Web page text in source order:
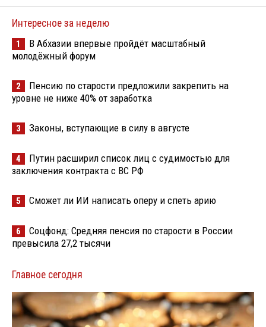
Интересное за неделю
1
В Абхазии впервые пройдёт масштабный
молодёжный форум
2
Пенсию по старости предложили закрепить на
уровне не ниже 40% от заработка
3 Законы, вступающие в силу в августе
4
Путин расширил список лиц с судимостью для
заключения контракта с ВС РФ
5 Сможет ли ИИ написать оперу и спеть арию
6
Соцфонд: Средняя пенсия по старости в России
превысила 27,2 тысячи
Главное сегодня